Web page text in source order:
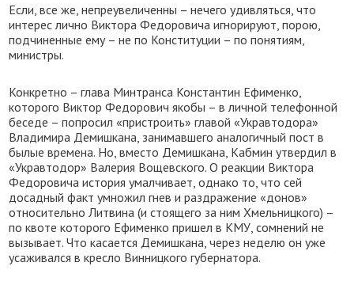
Если, все же, непреувеличенны – нечего удивляться, что
интерес лично Виктора Федоровича игнорируют, порою,
подчиненные ему – не по Конституции – по понятиям,
министры.
Конкретно – глава Минтранса Константин Ефименко,
которого Виктор Федорович якобы – в личной телефонной
беседе – попросил «пристроить» главой «Укравтодора»
Владимира Демишкана, занимавшего аналогичный пост в
былые времена. Но, вместо Демишкана, Кабмин утвердил в
«Укравтодор» Валерия Вощевского. О реакции Виктора
Федоровича история умалчивает, однако то, что сей
досадный факт умножил гнев и раздражение «донов»
относительно Литвина (и стоящего за ним Хмельницкого) –
по квоте которого Ефименко пришел в КМУ, сомнений не
вызывает. Что касается Демишкана, через неделю он уже
усаживался в кресло Винницкого губернатора.